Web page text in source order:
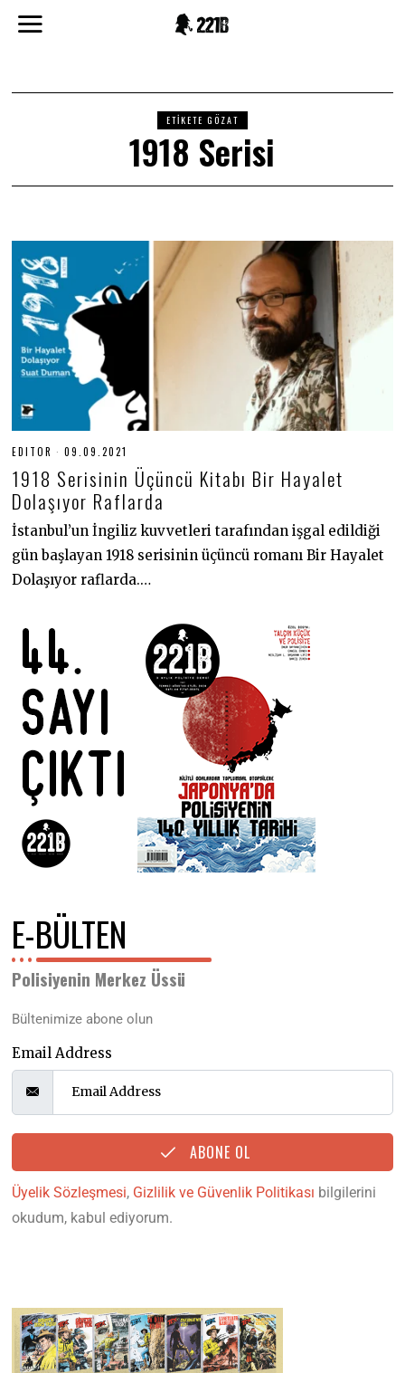
ETIKETE GÖZAT
1918 Serisi
EDITOR 09.09.2021
9
2
0
2
1
1918 Serisinin Üçüncü Kitabı Bir Hayalet
Dolaşıyor Raflarda
İstanbul’un İngiliz kuvvetleri tarafından işgal edildiği
gün başlayan 1918 serisinin üçüncü romanı Bir Hayalet
Dolaşıyor raflarda.…
E-BÜLTEN
Polisiyenin Merkez Üssü
Bültenimize abone olun
Email Address
ABONE OL
Üyelik Sözleşmesi, Gizlilik ve Güvenlik Politikası bilgilerini
okudum, kabul ediyorum.